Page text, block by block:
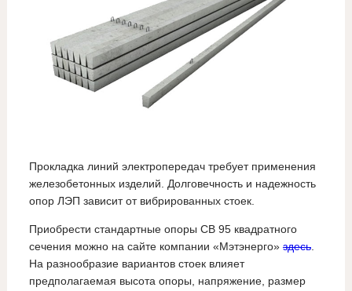
Прокладка линий электропередач требует применения
железобетонных изделий. Долговечность и надежность
опор ЛЭП зависит от вибрированных стоек.
Приобрести стандартные опоры СВ 95 квадратного
сечения можно на сайте компании «Мэтэнерго» здесь.
На разнообразие вариантов стоек влияет
предполагаемая высота опоры, напряжение, размер